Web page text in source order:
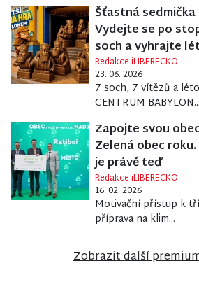
Šťastná sedmička
Vydejte se po
soch a vyhrajte
Redakce iLIBERECKO
23. 06. 2026
7 soch, 7 vítězů a
CENTRUM BABYLON...
Zapojte svou
Zelená obec
je právě teď
Redakce iLIBERECKO
16. 02. 2026
Motivační přístup k
příprava na klim...
Zobrazit další